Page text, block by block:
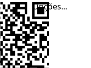
Opções...